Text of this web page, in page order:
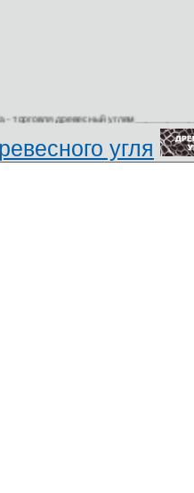
древесный углем______________